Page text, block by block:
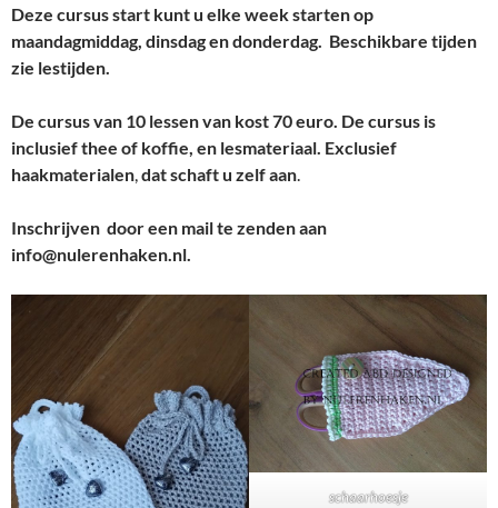
Deze cursus start kunt u elke week starten op
maandagmiddag, dinsdag en donderdag. Beschikbare tijden
zie lestijden.
De cursus van 10 lessen van kost 70 euro. De cursus is
inclusief thee of koffie, en lesmateriaal. Exclusief
haakmaterialen dat schaft u zelf aan
Inschrijven door een mail te zenden aan
info@nulerenhaken.nl.
schaarhoesje